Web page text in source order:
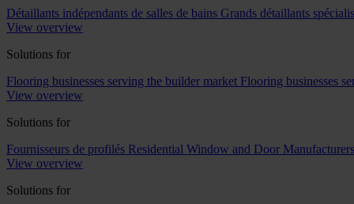
Détaillants indépendants de salles de bains Grands détaillants
View overview
Solutions for
Flooring businesses serving the builder market Flooring businesses
View overview
Solutions for
Fournisseurs de profilés Residential Window and Door Manufacturers
View overview
Solutions for